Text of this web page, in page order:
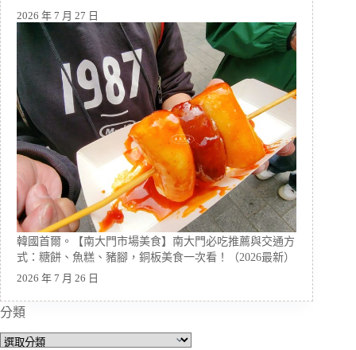
2026 年 7 月 27 日
韓國首爾。【南大門市場美食】南大門必吃推薦與交通方
式：糖餅、魚糕、豬腳，銅板美食一次看！（2026最新）
2026 年 7 月 26 日
分類
分